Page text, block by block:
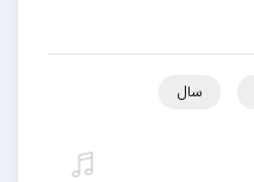
سال